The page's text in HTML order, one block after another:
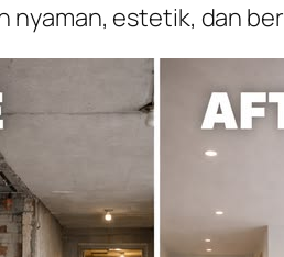
nyaman, estetik, dan